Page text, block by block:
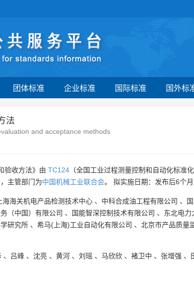
团体标准 企业标准 国际标准 国外标
法
and acceptance methods
验收方法》由 TC124 （全国工业过程测量控制和自动化标准
主管部门为中国机械工业联合会。 拟实施日期：发布后6个月
海海关机电产品检测技术中心 、 中科合成油工程有限公司 、
（中国）有限公司 、 国能智深控制技术有限公司 、 东北电力
研究所 、 希马(上海)工业自动化有限公司 、 北京市产品质量
、 吕峰 、 沈亮 、 黄河 、 刘瑶 、 马欣欣 、 褚卫中 、 张增强 、